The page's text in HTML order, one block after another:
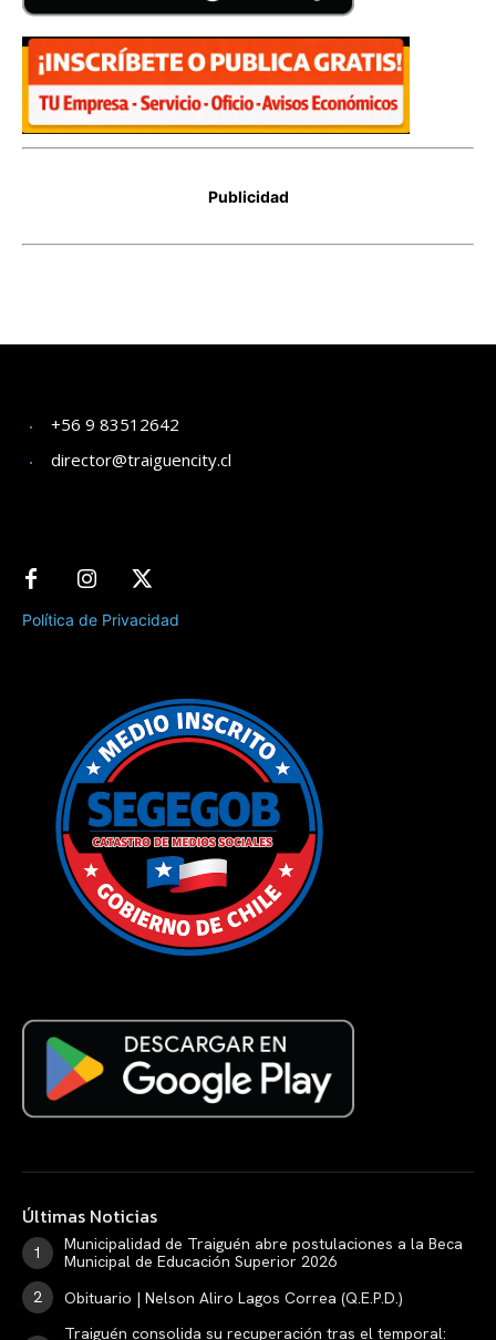
+56 9 83512642
director@traiguencity.cl
Política de Privacidad
Últimas Noticias
Municipalidad de Traiguén abre postulaciones a la Beca
Municipal de Educación Superior 2026
Obituario | Nelson Aliro Lagos Correa (Q.E.P.D.)
Traiguén consolida su recuperación tras el temporal: